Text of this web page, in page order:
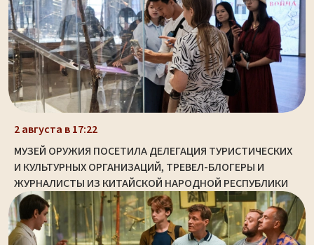
2 августа в 17:22
МУЗЕЙ ОРУЖИЯ ПОСЕТИЛА ДЕЛЕГАЦИЯ ТУРИСТИЧЕСКИХ
И КУЛЬТУРНЫХ ОРГАНИЗАЦИЙ, ТРЕВЕЛ-БЛОГЕРЫ И
ЖУРНАЛИСТЫ ИЗ КИТАЙСКОЙ НАРОДНОЙ РЕСПУБЛИКИ